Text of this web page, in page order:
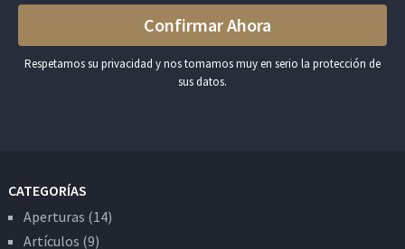
Respetamos su privacidad y nos tomamos muy en serio la protección de
sus datos.
CATEGORÍAS
Aperturas (14)
Artículos (9)